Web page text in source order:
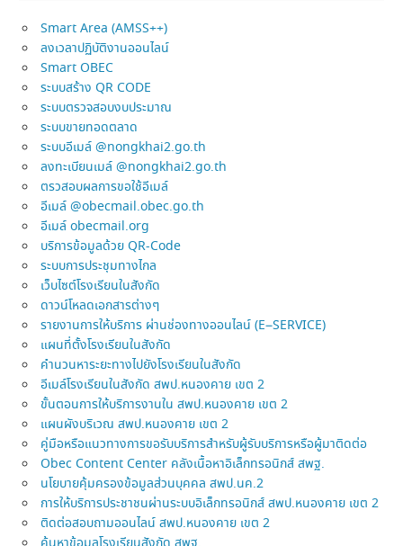
Smart Area (AMSS++)
ลงเวลาปฏิบัติงานออนไลน์
Smart OBEC
ระบบสร้าง QR CODE
ระบบตรวจสอบงบประมาณ
ระบบขายทอดตลาด
ระบบอีเมล์ @nongkhai2.go.th
ลงทะเบียนเมล์ @nongkhai2.go.th
ตรวสอบผลการขอใช้อีเมล์
อีเมล์ @obecmail.obec.go.th
อีเมล์ obecmail.org
บริการข้อมูลด้วย QR-Code
ระบบการประชุมทางไกล
เว็บไซต์โรงเรียนในสังกัด
ดาวน์โหลดเอกสารต่างๆ
รายงานการให้บริการ ผ่านช่องทางออนไลน์ (E–SERVICE)
แผนที่ตั้งโรงเรียนในสังกัด
คำนวนหาระยะทางไปยังโรงเรียนในสังกัด
อีเมล์โรงเรียนในสังกัด สพป.หนองคาย เขต 2
ขั้นตอนการให้บริการงานใน สพป.หนองคาย เขต 2
แผนผังบริเวณ สพป.หนองคาย เขต 2
คู่มือหรือแนวทางการขอรับบริการสำหรับผู้รับบริการหรือผู้มาติดต่อ
Obec Content Center คลังเนื้อหาอิเล็กทรอนิกส์ สพฐ.
นโยบายคุ้มครองข้อมูลส่วนบุคคล สพป.นค.2
การให้บริการประชาชนผ่านระบบอิเล็กทรอนิกส์ สพป.หนองคาย เขต 2
ติดต่อสอบถามออนไลน์ สพป.หนองคาย เขต 2